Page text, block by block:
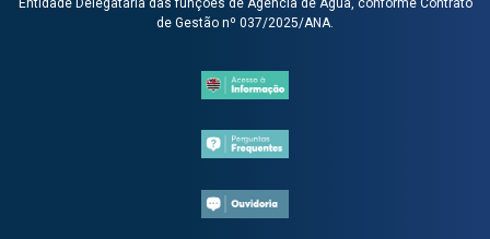
de Gestão nº 037/2025/ANA.